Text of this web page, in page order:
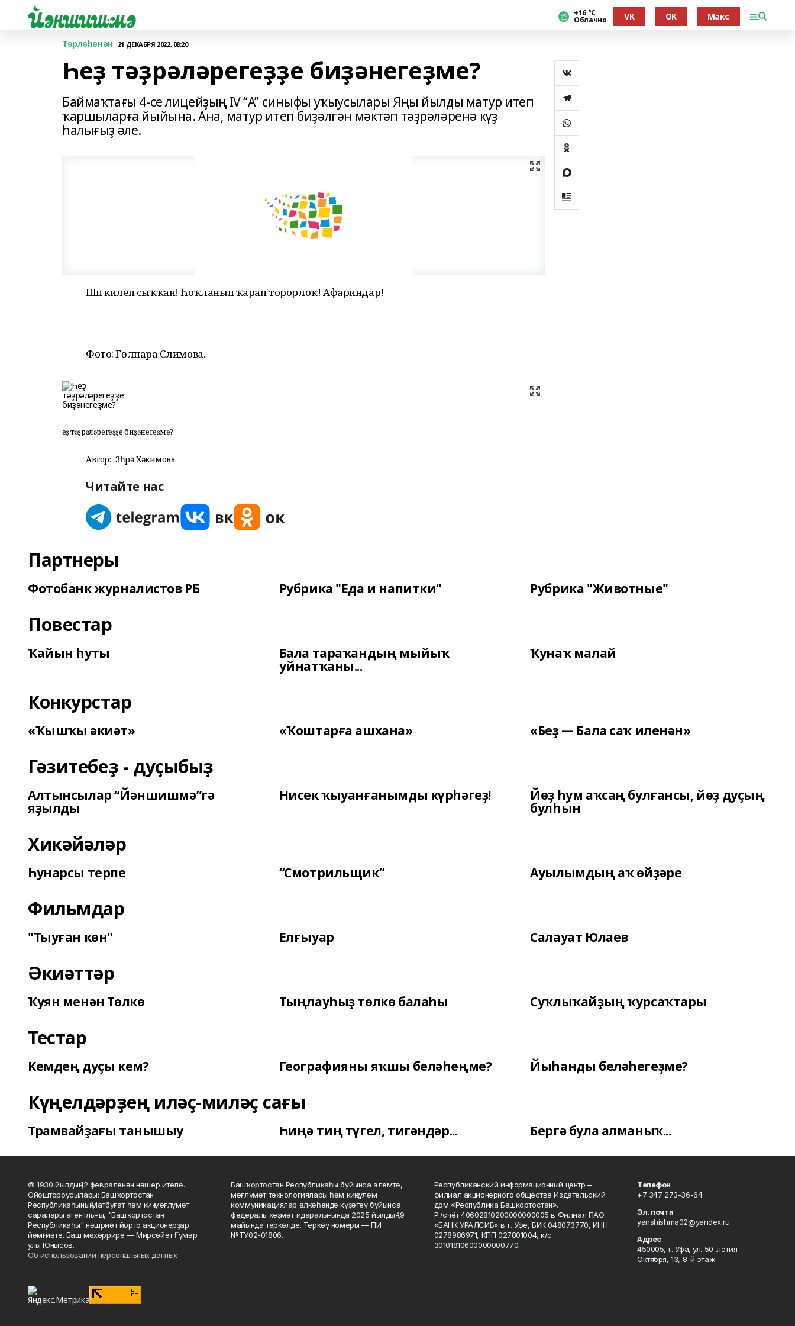
+16 °С
Облачно VK OK Макс
Төрлөһөнән 21 ДЕКАБРЯ 2022, 08:20
Һеҙ тәҙрәләрегеҙҙе биҙәнегеҙме?
Баймаҡтағы 4-се лицейҙың IV “А” cиныфы уҡыусылары Яңы йылды матур итеп
ҡаршыларға йыйына. Ана, матур итеп биҙәлгән мәктәп тәҙрәләренә күҙ
һалығыҙ әле.
Шәп килеп сыҡҡан! Һоҡланып ҡарап торорлоҡ! Афариндар!
Фото: Гөлнара Сәлимова.
Һеҙ тәҙрәләрегеҙҙе биҙәнегеҙме?
Автор: Зөһрә Хәкимова
Читайте нас
Партнеры
Фотобанк журналистов РБ Рубрика "Еда и напитки" Рубрика "Животные"
Повестар
Ҡайын һуты Бала тараҡандың мыйыҡ
уйнатҡаны...
Ҡунаҡ малай
Конкурстар
«Ҡышҡы әкиәт» «Ҡоштарға ашхана» «Беҙ — Бала саҡ иленән»
Гәзитебеҙ - дуҫыбыҙ
Алтынсылар “Йәншишмә”гә
яҙылды
Нисек ҡыуанғанымды күрһәгеҙ! Йөҙ һум аҡсаң булғансы, йөҙ дуҫың
булһын
Хикәйәләр
Һунарсы терпе “Смотрильщик” Ауылымдың аҡ өйҙәре
Фильмдар
"Тыуған көн" Елғыуар Салауат Юлаев
Әкиәттәр
Ҡуян менән Төлкө Тыңлауһыҙ төлкө балаһы Суҡлыҡайҙың ҡурсаҡтары
Тестар
Кемдең дуҫы кем? Географияны яҡшы беләһеңме? Йыһанды беләһегеҙме?
Күңелдәрҙең иләҫ-миләҫ сағы
Трамвайҙағы танышыу Һиңә тиң түгел, тигәндәр... Бергә була алманыҡ...
© 1930 йылдың 12 февраленән нәшер ителә.
Ойоштороусылары: Башҡортостан
Республикаһының Матбуғат һәм киң мәғлүмәт
саралары агентлығы, "Башҡортостан
Республикаһы" нәшриәт йорто акционерҙар
йәмғиәте. Баш мөхәррире — Мирсәйет Ғүмәр
улы Юнысов.
Об использовании персональных данных
Башҡортостан Республикаһы буйынса элемтә,
мәғлүмәт технологиялары һәм киңкүләм
коммуникациялар өлкәһендә күҙәтеү буйынса
федераль хеҙмәт идаралығында 2025 йылдың 19
майында теркәлде. Теркәү номеры — ПИ
№ТУ02-01806.
Республиканский информационный центр –
филиал акционерного общества Издательский
дом «Республика Башкортостан».
Р./счёт 40602810200000000005 в Филиал ПАО
«БАНК УРАЛСИБ» в г. Уфе, БИК 048073770, ИНН
0278986971, КПП 027801004, к/с
30101810600000000770.
Телефон
+7 347 273-36-64.
Эл. почта
yanshishma02@yandex.ru
Адрес
450005, г. Уфа, ул. 50-летия
Октября, 13, 8-й этаж